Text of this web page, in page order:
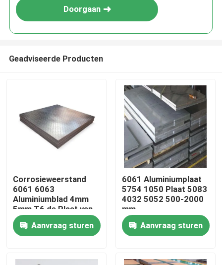
Producten
Over ons
Fabriekstocht
Doorgaan
Geadviseerde Producten
Corrosieweerstand
6061 6063
Aluminiumblad 4mm
5mm T6 de Plaat van
het Aluminiumstaal
Aanvraag sturen
6061 Aluminiumplaat
5754 1050 Plaat 5083
4032 5052 500-2000
mm
Aanvraag sturen